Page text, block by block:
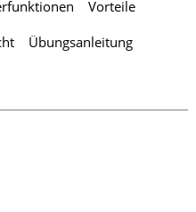
Vorteile
Übungsanleitung